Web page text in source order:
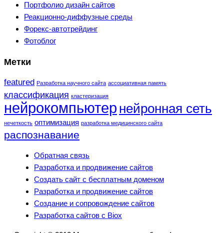
Портфолио дизайн сайтов
Реакционно-диффузные среды
Форекс-автотрейдинг
Фотоблог
Метки
featured Разработка научного сайта ассоциативная память
классификация кластеризация
нейрокомпьютер нейронная сеть
нечеткость оптимизация разработка медицинского сайта
распознавание
Обратная связь
Разработка и продвижение сайтов
Создать сайт с бесплатным доменом
Разработка и продвижение сайтов
Создание и сопровождение сайтов
Разработка сайтов с Biox